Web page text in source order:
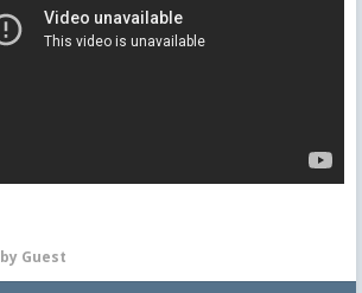
by Guest